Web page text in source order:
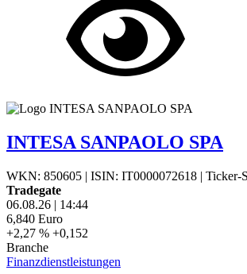
INTESA SANPAOLO SPA
WKN: 850605 | ISIN: IT0000072618 | Ticker-
Tradegate
06.08.26 | 14:44
6,840 Euro
+2,27 % +0,152
Branche
Finanzdienstleistungen